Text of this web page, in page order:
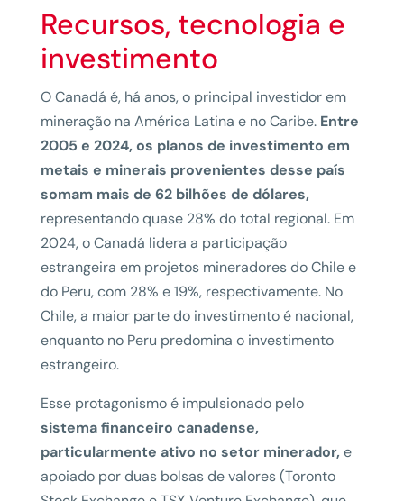
Recursos, tecnologia e
investimento
O Canadá é, há anos, o principal investidor em
mineração na América Latina e no Caribe.Entre
2005 e 2024, os planos de investimento em
metais e minerais provenientes desse país
somam mais de 62 bilhões de dólares,
representando quase 28% do total regional. Em
2024, o Canadá lidera a participação
estrangeira em projetos mineradores do Chile e
do Peru, com 28% e 19%, respectivamente. No
Chile, a maior parte do investimento é nacional,
enquanto no Peru predomina o investimento
estrangeiro.
Esse protagonismo é impulsionado pelo
sistema financeiro canadense,
particularmente ativo no setor minerador, e
apoiado por duas bolsas de valores (Toronto